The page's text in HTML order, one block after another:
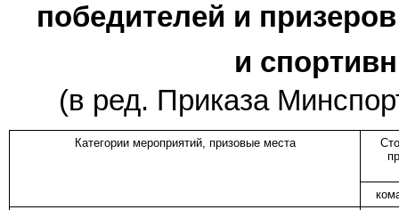
победителей и
и
(в ред. Приказа
Категории мероприятий, призовые места